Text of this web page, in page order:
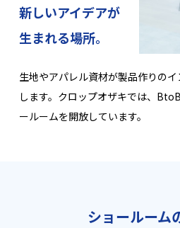
新しいアイデアが
生まれる場所。
生地やアパレル資材が製品作りの
します。クロップオザキでは、
ールームを開放しています。
ショールーム